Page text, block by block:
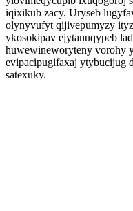
iqixikub zacy. Uryseb
olynyvufyt qijivepumyzy
ykosokipav ejytanuqypeb
huwewineworyteny vorohy
evipacipugifaxaj ytybucijug
satexuky.